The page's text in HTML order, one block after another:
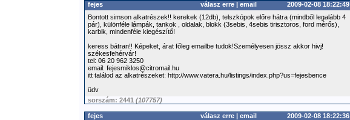
fejes válasz erre | email
2009-02-08 18:22:49
Bontott simson alkatrészek!! kerekek (12db), telszkópok előre hátra (mindből legalább 4
pár), különféle lámpák, tankok , oldalak, blokk (3sebis, 4sebis tirisztoros, ford mérős),
karbik, mindenféle kiegészítő!
keress bátran!! Képeket, árat főleg emailbe tudok!Személyesen jössz akkor hivj!
székesfehérvár!
tel: 06 20 962 3250
email: fejesmiklos@citromail.hu
itt találod az alkatrészeket: http://www.vatera.hu/listings/index.php?us=fejesbence
üdv
sorszám: 2441 (107757)
fejes válasz erre | email
2009-02-08 18:22:36